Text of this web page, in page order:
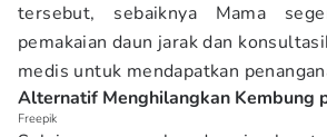
tersebut, sebaiknya Mama
pemakaian daun jarak dan
medis untuk mendapatkan
Alternatif Menghilangkan Kembung
Freepik